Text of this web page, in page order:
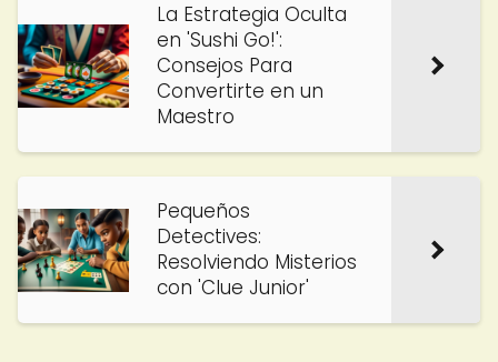
La Estrategia Oculta
en 'Sushi Go!':
Consejos Para
Convertirte en un
Maestro
Pequeños
Detectives:
Resolviendo Misterios
con 'Clue Junior'